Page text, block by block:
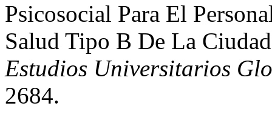
Psicosocial Para El
Salud Tipo B De La
Estudios Universitarios
2684.